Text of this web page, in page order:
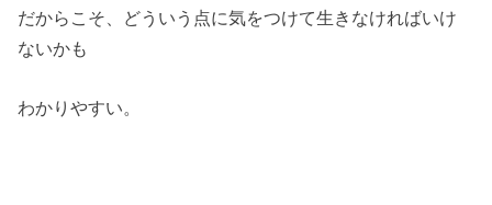
だからこそ、どういう点に気をつけて生きなければいけ
ないかも
わかりやすい。